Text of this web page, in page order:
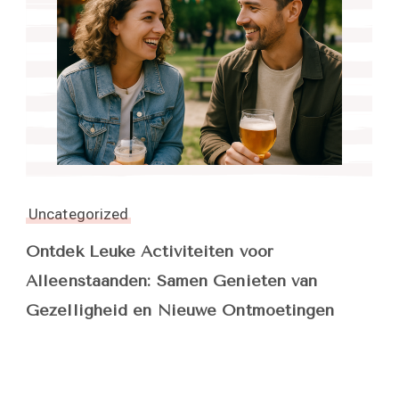
Uncategorized
Ontdek Leuke Activiteiten voor
Alleenstaanden: Samen Genieten van
Gezelligheid en Nieuwe Ontmoetingen